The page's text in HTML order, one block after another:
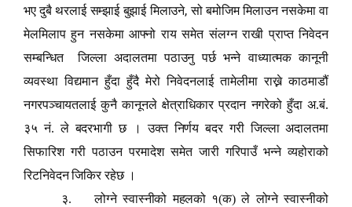
भए दुबै थरलाई सम्झाई बुझाई मिलाउने,सो बमोजिम मिलाउन नसकेमा वा
मेलमिलाप हुन नसकेमा आफ्नो राय समेत संलग्न राखी प्राप्त निवेदन
सम्बन्धित
जिल्ला अदालतमा पठाउनु पर्छ भन्ने वाध्यात्मक कानूनी
व्यवस्था विद्यमान हुँदा हुँदै मेरो निवेदनलाई तामेलीमा राख्ने काठमाडौं
नगरपञ्चायतलाई कुनै कानूनले क्षेत्राधिकार प्रदान नगरेको हुँदा अ.बं.
३५ नं. ले बदरभागी छ । उक्त निर्णय बदर गरी जिल्ला अदालतमा
सिफारिश गरी पठाउन परमादेश समेत जारी गरिपाउँ भन्ने व्यहोराको
रिटनिवेदन जिकिर रहेछ ।
३.
लोग्ने स्वास्नीको महलको १(क) ले लोग्ने स्वास्नीको